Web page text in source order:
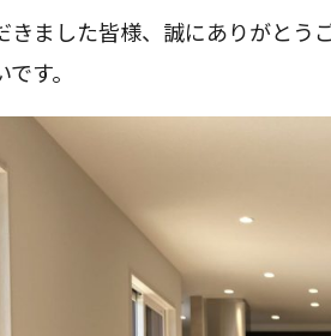
きました皆様、誠にありがとう
す。